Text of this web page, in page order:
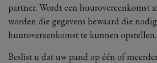
partner. Wordt een huurovereenkomst
worden die gegevens bewaard die
huurovereenkomst te kunnen opstellen.
Beslist u dat uw pand op één of